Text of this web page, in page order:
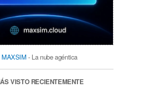
MAXSIM - La nube agéntica
VISTO RECIENTEMENTE